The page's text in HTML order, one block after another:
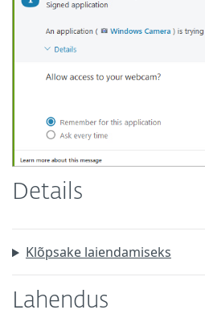
Details
Klõpsake laiendamiseks
Lahendus